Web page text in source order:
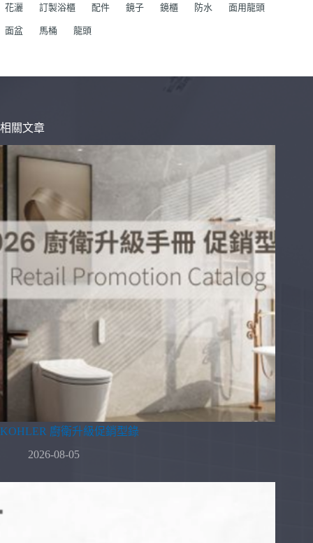
花灑 訂製浴櫃 配件 鏡子 鏡櫃 防水 面用龍頭
面盆 馬桶 龍頭
相關文章
KOHLER 廚衛升級促銷型錄
2026-08-05